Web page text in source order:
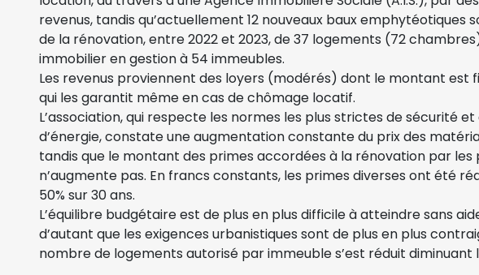
revenus, tandis qu’actuellement 12 nouveaux baux emphytéotiques
de la rénovation, entre 2022 et 2023, de 37 logements (72
immobilier en gestion à 54 immeubles.
Les revenus proviennent des loyers (modérés) dont le montant est
qui les garantit même en cas de chômage locatif.
L’association, qui respecte les normes les plus strictes de sécurité et
d’énergie, constate une augmentation constante du prix des
tandis que le montant des primes accordées à la rénovation par les
n’augmente pas. En francs constants, les primes diverses ont été
50% sur 30 ans.
L’équilibre budgétaire est de plus en plus difficile à atteindre sans
d’autant que les exigences urbanistiques sont de plus en plus
nombre de logements autorisé par immeuble s’est réduit diminuant